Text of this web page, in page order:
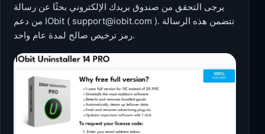
يرجى التحقق من صندوق بريدك الإلكتروني بحثًا عن رسالة
من دعم IObit ( support@iobit.com ). تتضمن هذه الرسالة
رمز ترخيص صالح لمدة عام واحد.